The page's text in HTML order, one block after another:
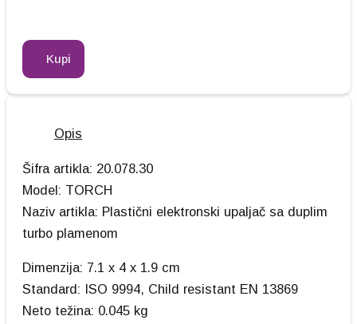
Kupi
Opis
Šifra artikla: 20.078.30
Model: TORCH
Naziv artikla: Plastični elektronski upaljač sa duplim
turbo plamenom
Dimenzija: 7.1 x 4 x 1.9 cm
Standard: ISO 9994, Child resistant EN 13869
Neto težina: 0.045 kg